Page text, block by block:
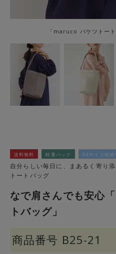
「maruco バケツトー
送料無料 軽量バッグ A4サイズ収納
自分らしい毎日に、まあるく寄り
トートバッグ
なで肩さんでも安心
トバッグ」
商品番号 B25-21